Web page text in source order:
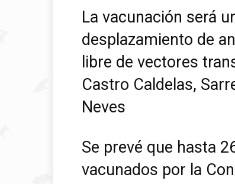
La vacunación será
desplazamiento de
libre de vectores
Castro Caldelas,
Neves
Se prevé que hasta
vacunados por la